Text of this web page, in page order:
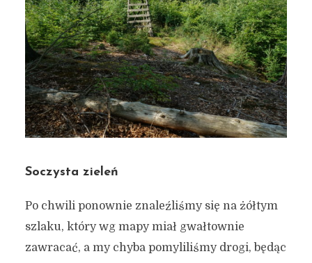
Soczysta zieleń
Po chwili ponownie znaleźliśmy się na żółtym
szlaku, który wg mapy miał gwałtownie
zawracać, a my chyba pomyliliśmy drogi, będąc